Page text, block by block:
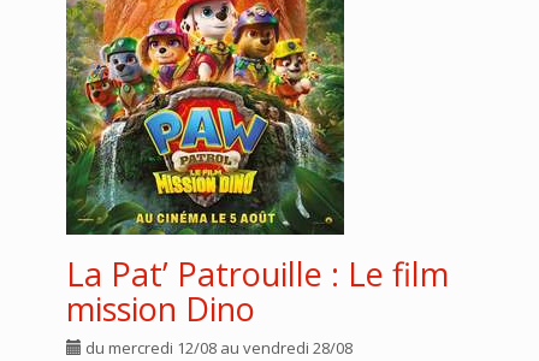
La Pat’ Patrouille : Le film
mission Dino
du mercredi 12/08 au vendredi 28/08